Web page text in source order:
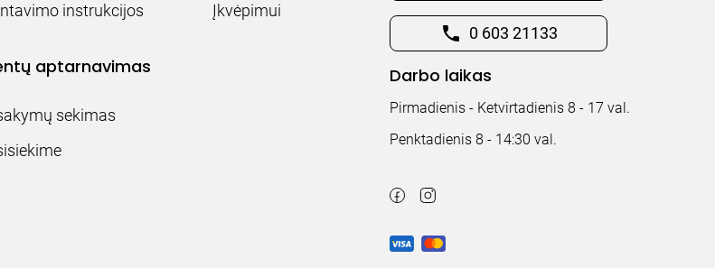
instrukcijos
aptarnavimas
sekimas
Įkvėpimui
0 603 21133
Darbo laikas
Pirmadienis - Ketvirtadienis 8 - 17 val.
Penktadienis 8 - 14:30 val.